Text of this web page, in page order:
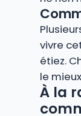
vivre
étiez.
le
À la